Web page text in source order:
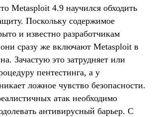
Metasploit 4.9 научился обходить
Поскольку содержимое
и известно разработчикам
сразу же включают Metasploit в
Зачастую это затрудняет или
пентестинга, а у
ложное чувство безопасности.
атак необходимо
антивирусный барьер. С